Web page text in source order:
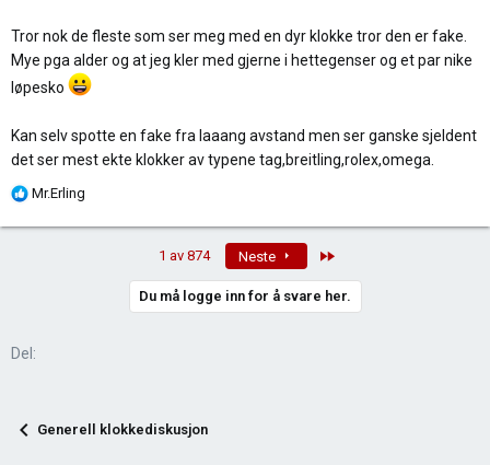
Tror nok de fleste som ser meg med en dyr klokke tror den er fake.
Mye pga alder og at jeg kler med gjerne i hettegenser og et par nike
løpesko
Kan selv spotte en fake fra laaang avstand men ser ganske sjeldent
det ser mest ekte klokker av typene tag,breitling,rolex,omega.
R
n
Mr.Erling
1 av 874 Neste
Du må logge inn for å svare her.
Del:
Generell klokkediskusjon